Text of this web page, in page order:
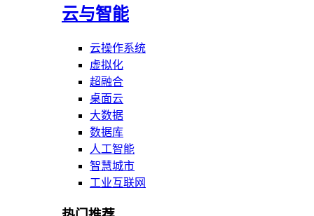
云与智能
云操作系统
虚拟化
超融合
桌面云
大数据
数据库
人工智能
智慧城市
工业互联网